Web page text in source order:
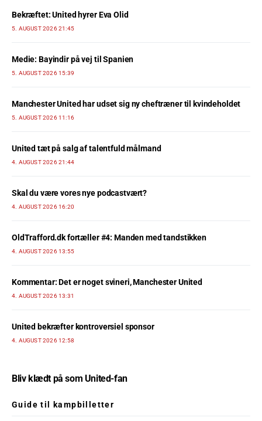
Bekræftet: United hyrer Eva Olid
5. AUGUST 2026 21:45
Medie: Bayindir på vej til Spanien
5. AUGUST 2026 15:39
Manchester United har udset sig ny cheftræner til kvindeholdet
5. AUGUST 2026 11:16
United tæt på salg af talentfuld målmand
4. AUGUST 2026 21:44
Skal du være vores nye podcastvært?
4. AUGUST 2026 16:20
OldTrafford.dk fortæller #4: Manden med tandstikken
4. AUGUST 2026 13:55
Kommentar: Det er noget svineri, Manchester United
4. AUGUST 2026 13:31
United bekræfter kontroversiel sponsor
4. AUGUST 2026 12:58
Bliv klædt på som United-fan
Guide til kampbilletter